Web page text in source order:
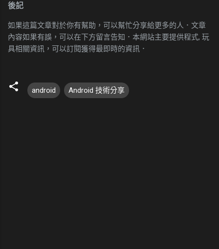
後記
如果這篇文章對於你有幫助，可以幫忙分享給更多的人．文章
內容如果有誤，可以在下方留言告知．本網站主要提供程式, 玩
具相關資訊，可以訂閱獲得最即時的資訊．
android Android 技術分享